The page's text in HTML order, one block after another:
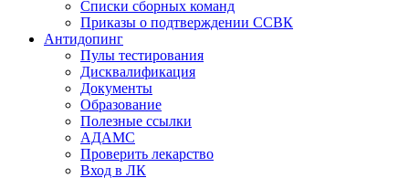
Списки сборных команд
Приказы о подтверждении ССВК
Антидопинг
Пулы тестирования
Дисквалификация
Документы
Образование
Полезные ссылки
АДАМС
Проверить лекарство
Вход в ЛК